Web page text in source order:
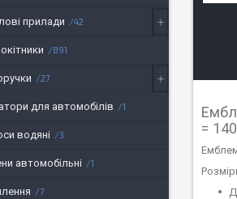
=
прилади 42
891
27
для автомобілів 1
водяні 3
автомобільні 1
7